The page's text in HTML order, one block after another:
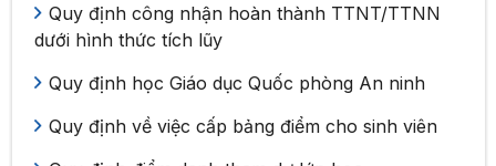
Quy định công nhận hoàn thành TTNT/TTNN
dưới hình thức tích lũy
Quy định học Giáo dục Quốc phòng An ninh
Quy định về việc cấp bảng điểm cho sinh viên